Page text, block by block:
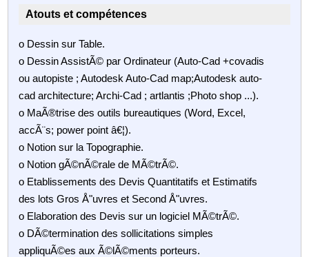
Atouts et compétences
o Dessin sur Table.
o Dessin AssistÃ© par Ordinateur (Auto-Cad +covadis
ou autopiste ; Autodesk Auto-Cad map;Autodesk auto-
cad architecture; Archi-Cad ; artlantis ;Photo shop ...).
o MaÃ®trise des outils bureautiques (Word, Excel,
accÃ¨s; power point â€¦).
o Notion sur la Topographie.
o Notion gÃ©nÃ©rale de MÃ©trÃ©.
o Etablissements des Devis Quantitatifs et Estimatifs
des lots Gros Å"uvres et Second Å"uvres.
o Elaboration des Devis sur un logiciel MÃ©trÃ©.
o DÃ©termination des sollicitations simples
appliquÃ©es aux Ã©lÃ©ments porteurs.